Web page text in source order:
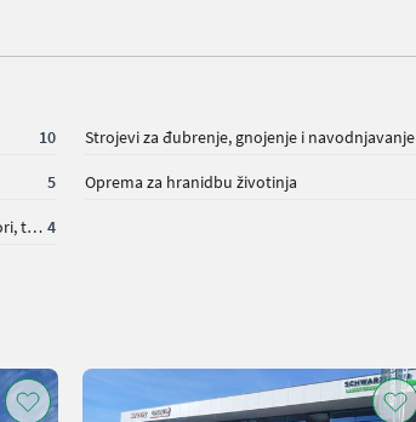
10 Strojevi za đubrenje, gnojenje i navodnjavanje
5 Oprema za hranidbu životinja
Priprema/ obrada tla (plugovi, kultivatori, tanjurače i dr.) 4